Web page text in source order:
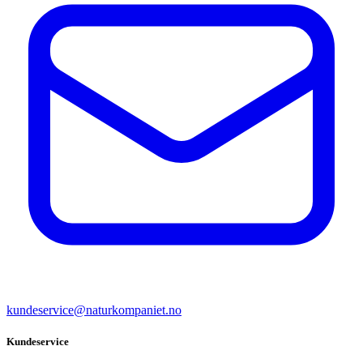
kundeservice@naturkompaniet.no
Kundeservice